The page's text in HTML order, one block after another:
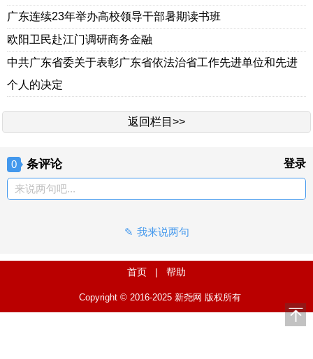
广东连续23年举办高校领导干部暑期读书班
欧阳卫民赴江门调研商务金融
中共广东省委关于表彰广东省依法治省工作先进单位和先进
个人的决定
返回栏目>>
0 条评论 登录
来说两句吧...
我来说两句
首页 | 帮助
Copyright © 2016-2025 新尧网 版权所有